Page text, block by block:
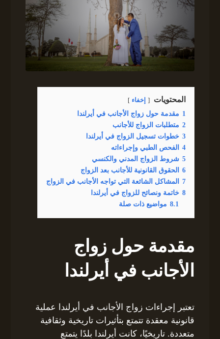
المحتويات إخفاء
1 مقدمة حول زواج الأجانب في أيرلندا
2 متطلبات الزواج للأجانب
3 خطوات تسجيل الزواج في أيرلندا
4 الفحص الطبي وإجراءاته
5 شروط الزواج المدني والكنسي
6 الحقوق القانونية للأجانب بعد الزواج
7 المشاكل الشائعة التي تواجه الأجانب في الزواج
8 خاتمة ونصائح للزواج في أيرلندا
8.1 مواضيع ذات صلة
مقدمة حول زواج
الأجانب في أيرلندا
تعتبر إجراءات زواج الأجانب في أيرلندا عملية
قانونية معقدة تتمتع بتأثيرات تاريخية وثقافية
متعددة. تاريخيًا، كانت أيرلندا بلدًا يتمتع